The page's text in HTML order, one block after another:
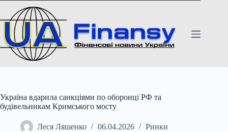
вмісту
Україна вдарила санкціями по оборонці РФ та
будівельникам Кримського мосту
Леся Ляшенко 06.04.2026 Ринки